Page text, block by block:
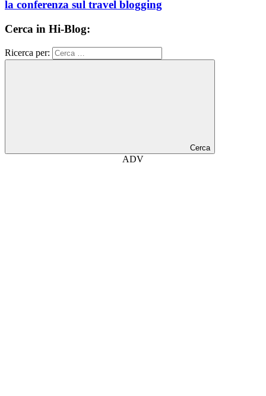
la conferenza sul travel blogging
Cerca in Hi-Blog:
Ricerca per:
Cerca
ADV